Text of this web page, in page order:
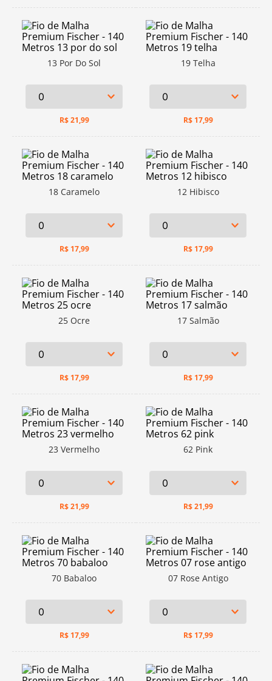
13 Por Do Sol
R$21,99
19 Telha
R$ 17,99
18 Caramelo
R$ 17,99
12 Hibisco
R$ 17,99
25 Ocre
R$ 17,99
17 Salmão
R$ 17,99
23 Vermelho
R$21,99
62 Pink
R$21,99
70 Babaloo
R$ 17,99
07 Rose Antigo
R$ 17,99